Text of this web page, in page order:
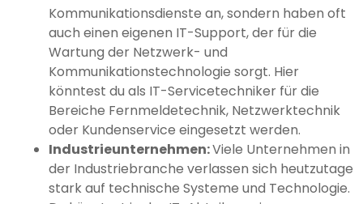
Kommunikationsdienste an, sondern haben oft
auch einen eigenen IT-Support, der für die
Wartung der Netzwerk- und
Kommunikationstechnologie sorgt. Hier
könntest du als IT-Servicetechniker für die
Bereiche Fernmeldetechnik, Netzwerktechnik
oder Kundenservice eingesetzt werden.
Industrieunternehmen:Viele Unternehmen in
der Industriebranche verlassen sich heutzutage
stark auf technische Systeme und Technologie.